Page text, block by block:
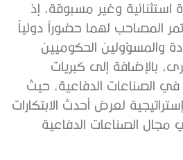
استثنائية وغير مسبوقة، إذ
المصاحب لهما حضوراً دولياً
والمسؤولين الحكوميين
بالإضافة إلى كبريات
في الصناعات الدفاعية، حيث
لعرض أحدث الابتكارات
مجال الصناعات الدفاعية